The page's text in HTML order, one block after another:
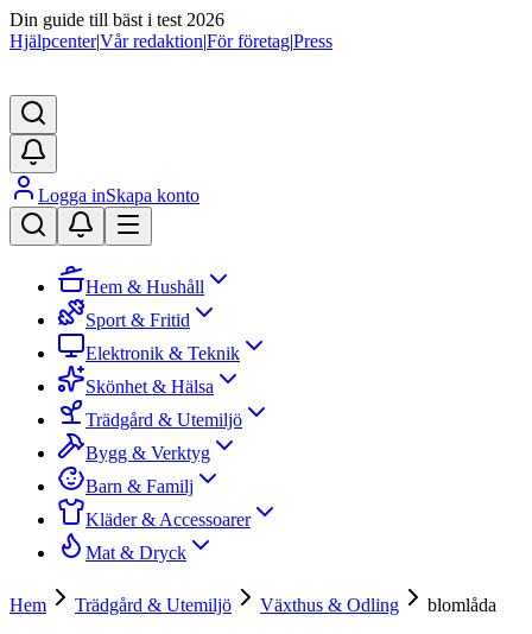
Din guide till bäst i test 2026
Hjälpcenter|Vår redaktion|För företag|Press
Logga inSkapa konto
Hem & Hushåll
Sport & Fritid
Elektronik & Teknik
Skönhet & Hälsa
Trädgård & Utemiljö
Bygg & Verktyg
Barn & Familj
Kläder & Accessoarer
Mat & Dryck
Hem Trädgård & Utemiljö Växthus & Odling blomlåda